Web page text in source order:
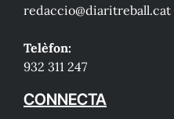
redaccio@diaritreball.cat
Telèfon:
932 311 247
CONNECTA